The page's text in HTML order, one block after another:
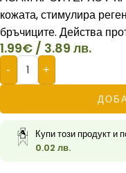
кожата, стимулира
бръчиците. Действа
1.99€ / 3.89 лв.
- +
Купи този продукт и
0.02 лв.